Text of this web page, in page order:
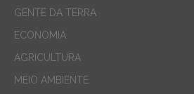
GENTE DA TERRA
ECONOMIA
AGRICULTURA
MEIO AMBIENTE